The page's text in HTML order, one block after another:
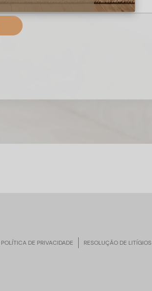
POLÍTICA DE PRIVACIDADE RESOLUÇÃO DE LITÍGIOS